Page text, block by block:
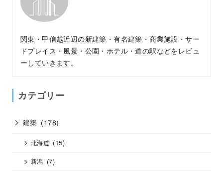
関東・甲信越近辺の新建築・有名建築・商業施設・サー
ドプレイス・風景・公園・ホテル・道の駅などをレビュ
ーしていきます。
カテゴリー
建築 (178)
北海道 (15)
新潟 (7)